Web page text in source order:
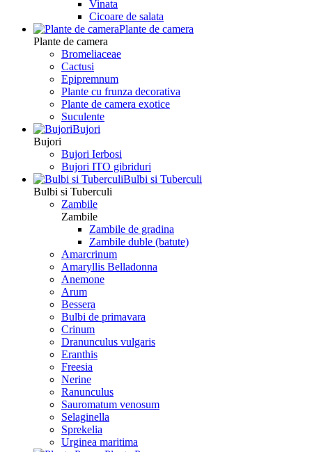
Vinata
Сicoare de salata
Plante de camera
Plante de camera
Bromeliaceae
Cactusi
Epipremnum
Plante cu frunza decorativa
Plante de camera exotice
Suculente
Bujori
Bujori
Bujori Ierbosi
Bujori ITO gibriduri
Bulbi si Tuberculi
Bulbi si Tuberculi
Zambile
Zambile
Zambile de gradina
Zambile duble (batute)
Amarcrinum
Amaryllis Belladonna
Anemone
Arum
Bessera
Bulbi de primavara
Crinum
Dranunculus vulgaris
Eranthis
Freesiа
Nerine
Ranunculus
Sauromatum venosum
Selaginella
Sprekelia
Urginea maritima